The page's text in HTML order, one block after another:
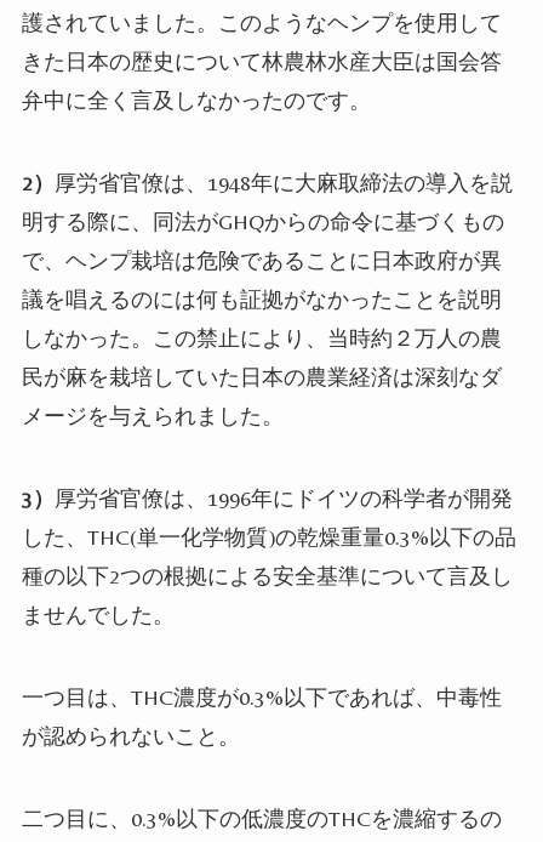
護されていました。このようなヘンプを使用して
きた日本の歴史について林農林水産大臣は国会答
弁中に全く言及しなかったのです。
2） 厚労省官僚は、 1948年に大麻取締法の導入を説
明する際に、同法がGHQからの命令に基づくもの
で、ヘンプ栽培は危険であることに日本政府が異
議を唱えるのには何も証拠がなかったことを説明
しなかった。この禁止により、当時約２万人の農
民が麻を栽培していた日本の農業経済は深刻なダ
メージを与えられました。
3） 厚労省官僚は、 1996年にドイツの科学者が開発
した、 THC(単一化学物質)の乾燥重量0.3%以下の品
種の以下2つの根拠による安全基準について言及し
ませんでした。
一つ目は、 THC濃度が0.3%以下であれば、中毒性
が認められないこと。
二つ目に、 0.3%以下の低濃度のTHCを濃縮するの